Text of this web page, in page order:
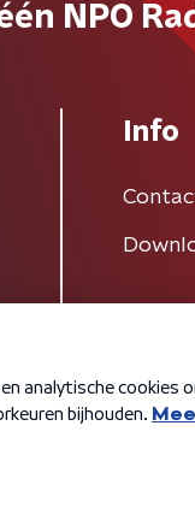
NPO
Info